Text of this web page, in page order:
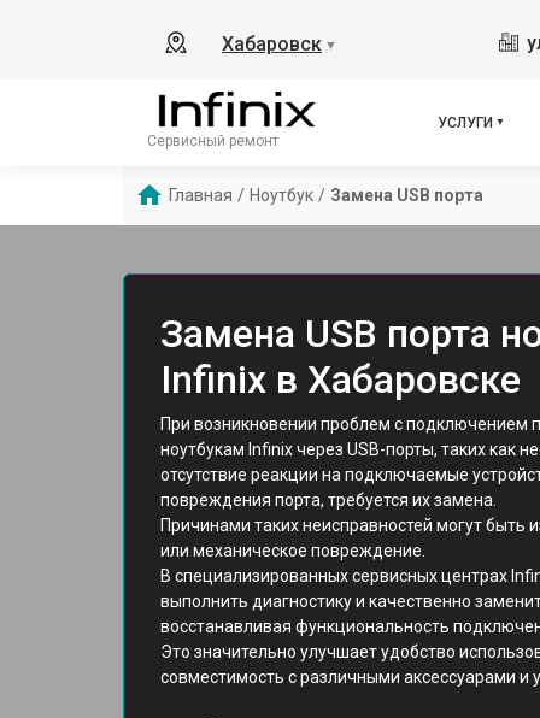
Хабаровск ▼
Сервисный ремонт
УСЛУГИ
Главная / Ноутбук / Замена USB порта
Замена USB порта
Infinix в Хабаровске
При возникновении проблем с подключением
ноутбукам Infinix через USB-порты, таких как
отсутствие реакции на подключаемые
повреждения порта, требуется их замена.
Причинами таких неисправностей могут быть
или механическое повреждение.
В специализированных сервисных центрах
выполнить диагностику и качественно
восстанавливая функциональность
Это значительно улучшает удобство
совместимость с различными аксессуарами и